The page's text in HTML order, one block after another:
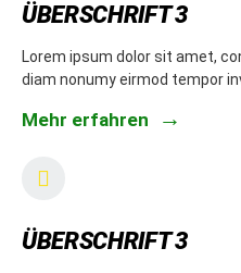
ÜBERSCHRIFT 3
Lorem ipsum dolor sit amet,
diam nonumy eirmod tempor
Mehr erfahren
ÜBERSCHRIFT 3